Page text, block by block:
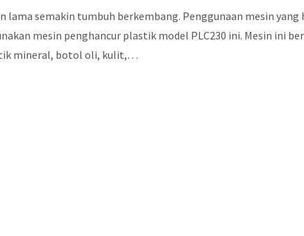
semakin tumbuh berkembang. Penggunaan mesin
mesin penghancur plastik model PLC230 ini. Mesin ini
mineral, botol oli, kulit,…